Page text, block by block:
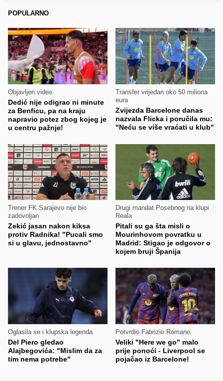
POPULARNO
Objavljen video
Dedić nije odigrao ni minute
za Benficu, pa na kraju
napravio potez zbog kojeg je
u centru pažnje!
Transfer vrijedan oko 50 miliona
eura
Zvijezda Barcelone danas
nazvala Flicka i poručila mu:
"Neću se više vraćati u klub"
Trener FK Sarajevo nije bio
zadovoljan
Zekić jasan nakon kiksa
protiv Radnika! "Pucali smo
si u glavu, jednostavno"
Drugi mandat Posebnog na klupi
Reala
Pitali su ga šta misli o
Mourinhovom povratku u
Madrid: Stigao je odgovor o
kojem bruji Španija
Oglasila se i klupska legenda
Del Piero gledao
Alajbegovića: "Mislim da za
tim nema potrebe"
Potvrdio Fabrizio Romano
Veliki "Here we go" malo
prije ponoći - Liverpool se
pojačao iz Barcelone!